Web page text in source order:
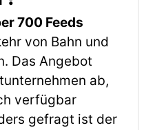
700 Feeds
von Bahn und
Das Angebot
ab,
verfügbar
gefragt ist der